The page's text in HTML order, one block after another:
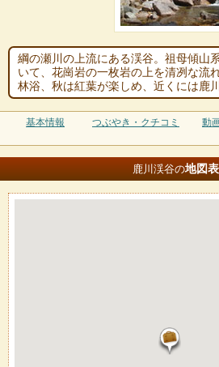
綱の瀬川の上流にある渓谷。祖母傾山
いて、花崗岩の一枚岩の上を清冽な流
林浴、秋は紅葉が楽しめ、近くには鹿
基本情報 つぶやき・クチコミ 動
鹿川渓谷の地図